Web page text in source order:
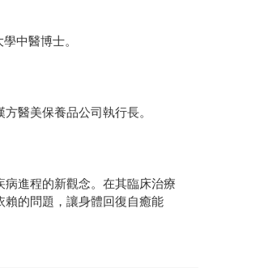
中醫博士。
醫美保養品公司執行長。
進程的新觀念。在其臨床治療
的問題，讓身體回復自癒能